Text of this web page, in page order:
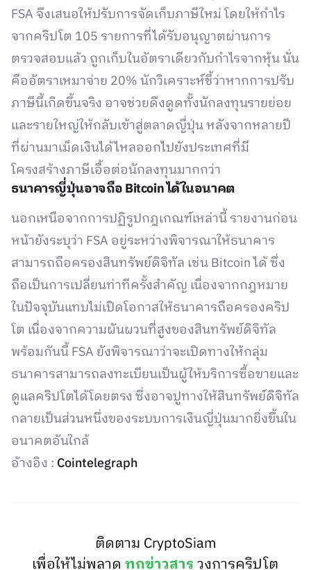
FSA จึงเสนอให้ปรับการจัดเก็บภาษีใหม่ โดยให้กำไร
จากคริปโต 105 รายการที่ได้รับอนุญาตผ่านการ
ตรวจสอบแล้ว ถูกเก็บในอัตราเดียวกับกำไรจากหุ้น นั่น
คืออัตราเหมาจ่าย 20% นักวิเคราะห์ชี้ว่าหากการปรับ
ภาษีนี้เกิดขึ้นจริง อาจช่วยดึงดูดทั้งนักลงทุนรายย่อย
และรายใหญ่ให้กลับเข้าสู่ตลาดญี่ปุ่น หลังจากหลายปี
ที่ผ่านมาเม็ดเงินได้ไหลออกไปยังประเทศที่มี
โครงสร้างภาษีเอื้อต่อนักลงทุนมากกว่า
ธนาคารญี่ปุ่นอาจถือ Bitcoin ได้ในอนาคต
นอกเหนือจากการปฏิรูปกฎเกณฑ์เหล่านี้ รายงานก่อน
หน้ายังระบุว่า FSA อยู่ระหว่างพิจารณาให้ธนาคาร
สามารถถือครองสินทรัพย์ดิจิทัล เช่น Bitcoin ได้ ซึ่ง
ถือเป็นการเปลี่ยนท่าทีครั้งสำคัญ เนื่องจากกฎหมาย
ในปัจจุบันแทบไม่เปิดโอกาสให้ธนาคารถือครองคริป
โต เนื่องจากความผันผวนที่สูงของสินทรัพย์ดิจิทัล
พร้อมกันนี้ FSA ยังพิจารณาว่าจะเปิดทางให้กลุ่ม
ธนาคารสามารถลงทะเบียนเป็นผู้ให้บริการซื้อขายและ
ดูแลคริปโตได้โดยตรง ซึ่งอาจปูทางให้สินทรัพย์ดิจิทัล
กลายเป็นส่วนหนึ่งของระบบการเงินญี่ปุ่นมากยิ่งขึ้นใน
อนาคตอันใกล้
อ้างอิง : Cointelegraph
ติดตาม CryptoSiam
เพื่อให้ไม่พลาดทุกข่าวสารวงการคริปโต